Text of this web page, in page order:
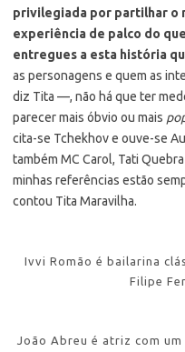
privilegiada por partilhar o
experiência de palco do
entregues a esta história
as personagens e quem as
diz Tita —, não há que ter
parecer mais óbvio ou mais
cita-se Tchekhov e ouve-se
também MC Carol, Tati
minhas referências estão
contou Tita Maravilha.
Ivvi Romão é bailarina
Filipe
João Abreu é atriz com